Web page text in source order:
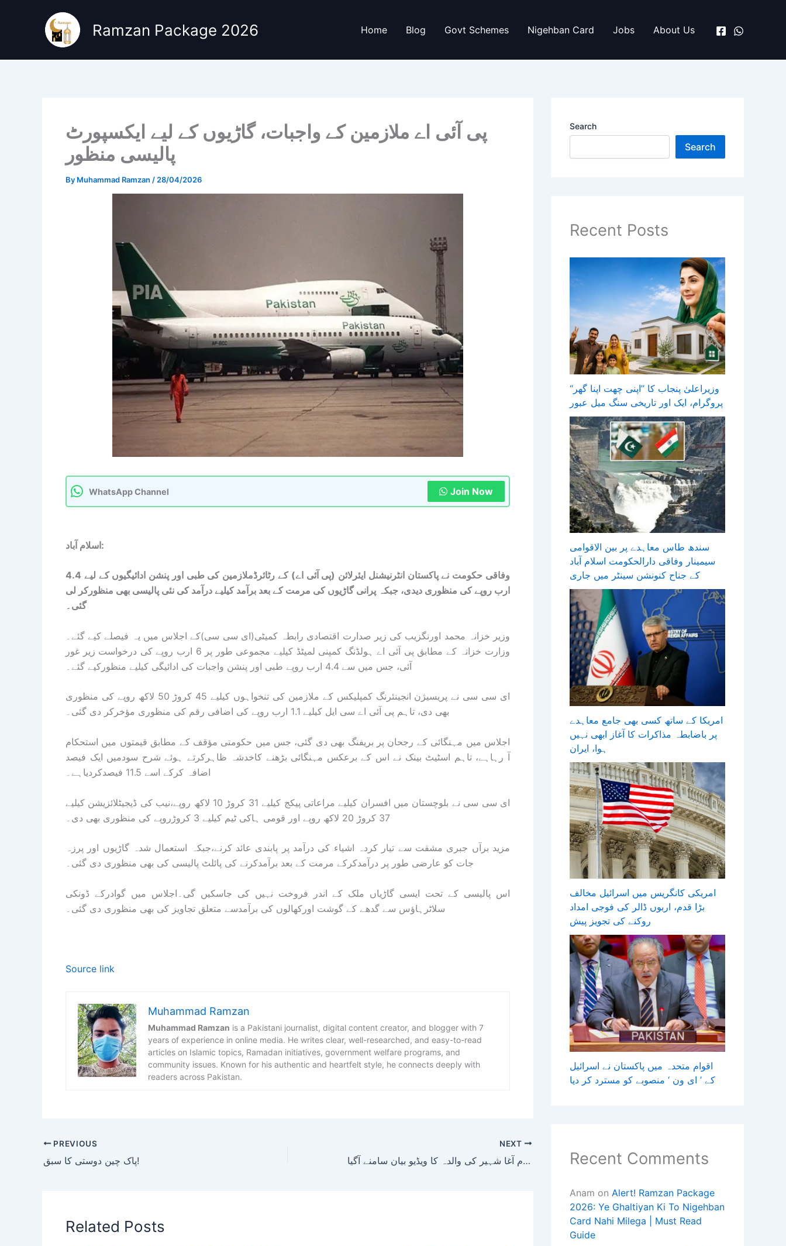
Ramzan Package 2026 Home Blog Govt Schemes Nigehban Card Jobs About Us
پی آئی اے ملازمین کے واجبات، گاڑیوں کے لیے ایکسپورٹ
پالیسی منظور
By Muhammad Ramzan / 28/04/2026
WhatsApp Channel Join Now
اسلام آباد:
وفاقی حکومت نے پاکستان انٹرنیشنل ایئرلائن (پی آئی اے) کے رٹائرڈملازمین کی طبی اور پنشن ادائیگیوں کے لیے 4.4
ارب روپے کی منظوری دیدی، جبکہ پرانی گاڑیوں کی مرمت کے بعد برآمد کیلیے درآمد کی نئی پالیسی بھی منظورکر لی
گئی۔
وزیر خزانہ محمد اورنگزیب کی زیر صدارت اقتصادی رابطہ کمیٹی(ای سی سی)کے اجلاس میں یہ فیصلے کیے گئے۔
وزارت خزانہ کے مطابق پی آئی اے ہولڈنگ کمپنی لمیٹڈ کیلیے مجموعی طور پر 6 ارب روپے کی درخواست زیر غور
آئی، جس میں سے 4.4 ارب روپے طبی اور پنشن واجبات کی ادائیگی کیلیے منظورکیے گئے۔
ای سی سی نے پریسیژن انجینئرنگ کمپلیکس کے ملازمین کی تنخواہوں کیلیے 45 کروڑ 50 لاکھ روپے کی منظوری
بھی دی، تاہم پی آئی اے سی ایل کیلیے 1.1 ارب روپے کی اضافی رقم کی منظوری مؤخرکر دی گئی۔
اجلاس میں مہنگائی کے رجحان پر بریفنگ بھی دی گئی، جس میں حکومتی مؤقف کے مطابق قیمتوں میں استحکام
آ رہاہے، تاہم اسٹیٹ بینک نے اس کے برعکس مہنگائی بڑھنے کاخدشہ ظاہرکرتے ہوئے شرح سودمیں ایک فیصد
اضافہ کرکے اسے 11.5 فیصدکردیاہے۔
ای سی سی نے بلوچستان میں افسران کیلیے مراعاتی پیکج کیلیے 31 کروڑ 10 لاکھ روپے،نیب کی ڈیجیٹلائزیشن کیلیے
37 کروڑ 20 لاکھ روپے اور قومی ہاکی ٹیم کیلیے 3 کروڑروپے کی منظوری بھی دی۔
مزید برآں جبری مشقت سے تیار کردہ اشیاء کی درآمد پر پابندی عائد کرنے،جبکہ استعمال شدہ گاڑیوں اور پرزہ
جات کو عارضی طور پر درآمدکرکے مرمت کے بعد برآمدکرنے کی پائلٹ پالیسی کی بھی منظوری دی گئی۔
اس پالیسی کے تحت ایسی گاڑیاں ملک کے اندر فروخت نہیں کی جاسکیں گی۔اجلاس میں گوادرکے ڈونکی
سلاٹرہاؤس سے گدھے کے گوشت اورکھالوں کی برآمدسے متعلق تجاویز کی بھی منظوری دی گئی۔
Source link
Muhammad Ramzan
Muhammad Ramzan is a Pakistani journalist, digital content creator, and blogger with 7
years of experience in online media. He writes clear, well-researched, and easy-to-read
articles on Islamic topics, Ramadan initiatives, government welfare programs, and
community issues. Known for his authentic and heartfelt style, he connects deeply with
readers across Pakistan.
PREVIOUS
پاک چین دوستی کا سبق!
NEXT
کراچی، کلفٹن فائرنگ کیس میں نیا موڑ، ملزم آغا شہیر کی والدہ کا ویڈیو بیان سامنے آگیا
Related Posts
Search
Search
Recent Posts
وزیراعلیٰ پنجاب کا ’’اپنی چھت اپنا گھر‘‘
پروگرام، ایک اور تاریخی سنگ میل عبور
سندھ طاس معاہدے پر بین الاقوامی
سیمینار وفاقی دارالحکومت اسلام آباد
کے جناح کنونشن سینٹر میں جاری
امریکا کے ساتھ کسی بھی جامع معاہدے
پر باضابطہ مذاکرات کا آغاز ابھی نہیں
ہوا، ایران
امریکی کانگریس میں اسرائیل مخالف
بڑا قدم، اربوں ڈالر کی فوجی امداد
روکنے کی تجویز پیش
اقوام متحدہ میں پاکستان نے اسرائیل
کے ’ ای ون ‘ منصوبے کو مسترد کر دیا
Recent Comments
Anam on Alert! Ramzan Package
2026: Ye Ghaltiyan Ki To Nigehban
Card Nahi Milega | Must Read
Guide